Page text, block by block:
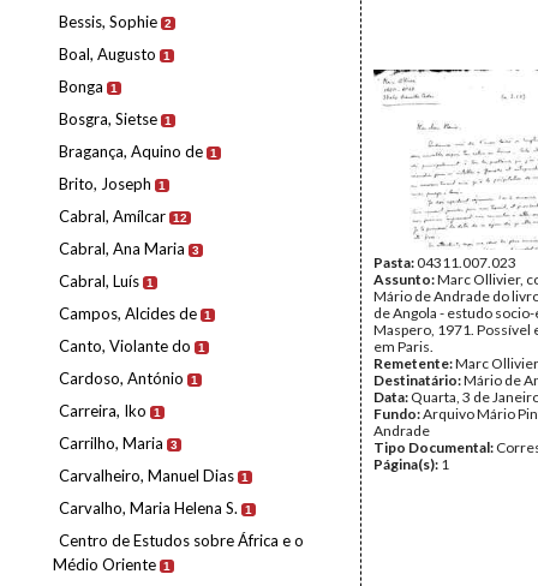
Bessis, Sophie 2
Boal, Augusto 1
Bonga 1
Bosgra, Sietse 1
Bragança, Aquino de 1
Brito, Joseph 1
Cabral, Amílcar 12
Cabral, Ana Maria 3
Cabral, Luís 1
Campos, Alcides de 1
Canto, Violante do 1
Cardoso, António 1
Carreira, Iko 1
Carrilho, Maria 3
Carvalheiro, Manuel Dias 1
Carvalho, Maria Helena S. 1
Centro de Estudos sobre África e o
Médio Oriente 1
Pasta:04311.007.023
Assunto:Marc Ollivier,
Mário de Andrade do
de Angola - estudo
Maspero, 1971. Possível
em Paris.
Remetente:Marc Ollivier
Destinatário:Mário de
Data: Quarta, 3 de
Fundo:Arquivo Mário
Andrade
Tipo Documental:
Página(s): 1